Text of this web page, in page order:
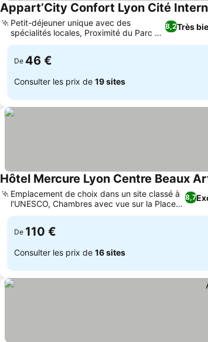
Appart’City Confort Lyon Cité
8,2Très
Petit-déjeuner unique avec des
spécialités locales, Proximité du Parc de
la Tête d'Or
De 46 €
Consulter les prix de 19 sites
Hôtel Mercure Lyon Centre Beaux
8,7
Emplacement de choix dans un site classé à
l'UNESCO, Chambres avec vue sur la Place
des Jacobins
De 110 €
Consulter les prix de 16 sites